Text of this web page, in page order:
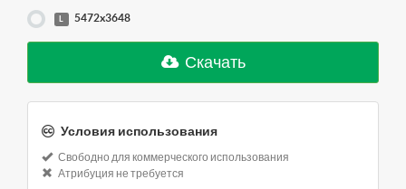
L 5472x3648
Скачать
Условия использования
Свободно для коммерческого использования
Атрибуция не требуется